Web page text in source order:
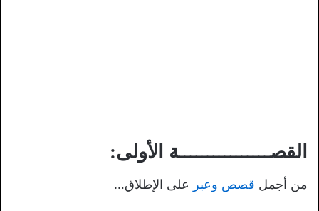
القصــــــــــــــــة الأولى:
من أجمل قصص وعبر على الإطلاق…